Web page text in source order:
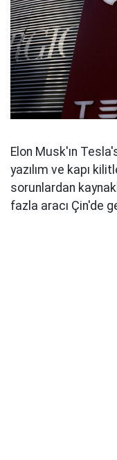
Elon Musk'ın
yazılım ve kapı
sorunlardan
fazla aracı Çin'de